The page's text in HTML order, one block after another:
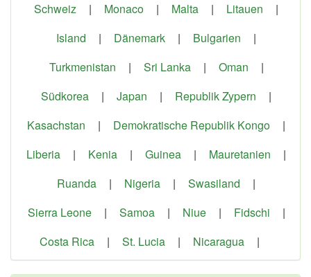
Schweiz | Monaco | Malta | Litauen
|
Island
| Dänemark | Bulgarien
|
Turkmenistan
| Sri Lanka | Oman
|
Südkorea
| Japan | Republik Zypern
|
Kasachstan
| Demokratische Republik Kongo
|
Liberia
| Kenia | Guinea | Mauretanien
|
Ruanda
| Nigeria | Swasiland
|
Sierra Leone
| Samoa | Niue | Fidschi
|
Costa Rica
| St. Lucia | Nicaragua |